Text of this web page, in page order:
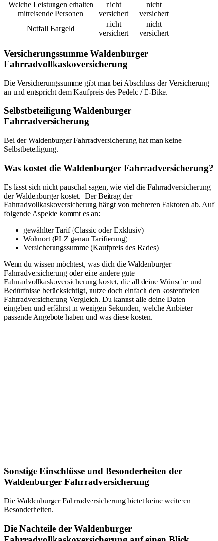
Welche Leistungen erhalten
mitreisende Personen
nicht
versichert
nicht
versichert
Notfall Bargeld
nicht
versichert
nicht
versichert
Versicherungssumme Waldenburger
Fahrradvollkaskoversicherung
Die Versicherungssumme gibt man bei Abschluss der Versicherung
an und entspricht dem Kaufpreis des Pedelc / E-Bike.
Selbstbeteiligung Waldenburger
Fahrradversicherung
Bei der Waldenburger Fahrradversicherung hat man keine
Selbstbeteiligung.
Was kostet die Waldenburger Fahrradversicherung?
Es lässt sich nicht pauschal sagen, wie viel die Fahrradversicherung
der Waldenburger kostet. Der Beitrag der
Fahrradvollkaskoversicherung hängt von mehreren Faktoren ab. Auf
folgende Aspekte kommt es an:
gewählter Tarif (Classic oder Exklusiv)
Wohnort (PLZ genau Tarifierung)
Versicherungssumme (Kaufpreis des Rades)
Wenn du wissen möchtest, was dich die Waldenburger
Fahrradversicherung oder eine andere gute
Fahrradvollkaskoversicherung kostet, die all deine Wünsche und
Bedürfnisse berücksichtigt, nutze doch einfach den kostenfreien
Fahrradversicherung Vergleich. Du kannst alle deine Daten
eingeben und erfährst in wenigen Sekunden, welche Anbieter
passende Angebote haben und was diese kosten.
Sonstige Einschlüsse und Besonderheiten der
Waldenburger Fahrradversicherung
Die Waldenburger Fahrradversicherung bietet keine weiteren
Besonderheiten.
Die Nachteile der Waldenburger